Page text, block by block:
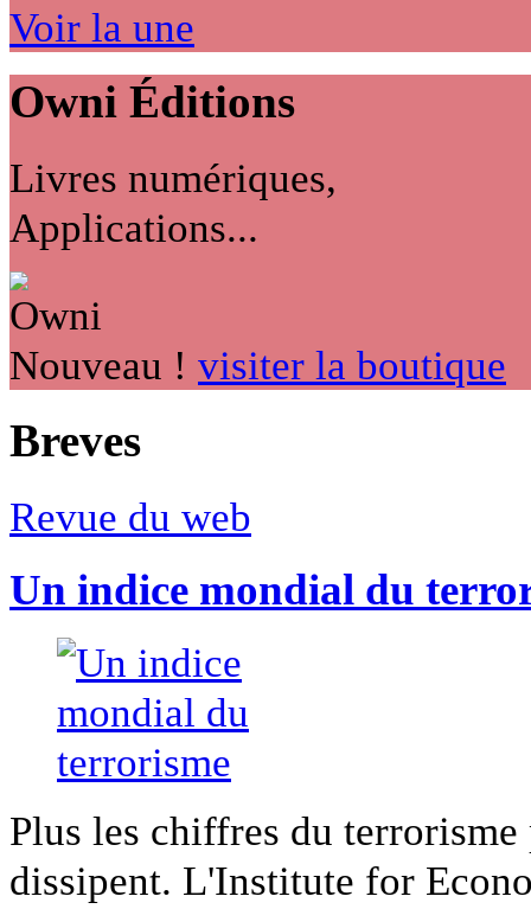
Voir la une
Owni Éditions
Livres numériques,
Applications...
Nouveau ! visiter la boutique
Breves
Revue du web
Un indice mondial du
Plus les chiffres du
dissipent. L'Institute for